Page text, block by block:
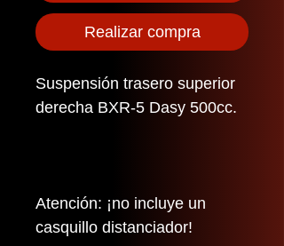
Realizar compra
Suspensión trasero superior
derecha BXR-5 Dasy 500cc.
Atención: ¡no incluye un
casquillo distanciador!